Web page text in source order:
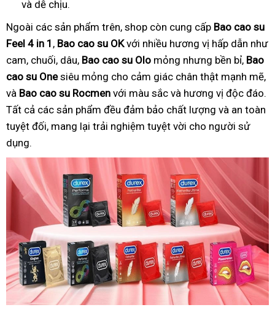
và dễ chịu.
Ngoài các sản phẩm trên, shop còn cung cấp Bao cao su
Feel 4 in 1 , Bao cao su OKvới nhiều hương vị hấp dẫn như
cam, chuối, dâu, Bao cao su Olo mỏng nhưng bền bỉ, Bao
cao su Onesiêu mỏng cho cảm giác chân thật mạnh mẽ,
và Bao cao su Rocmen với màu sắc và hương vị độc đáo.
Tất cả các sản phẩm đều đảm bảo chất lượng và an toàn
tuyệt đối, mang lại trải nghiệm tuyệt vời cho người sử
dụng.